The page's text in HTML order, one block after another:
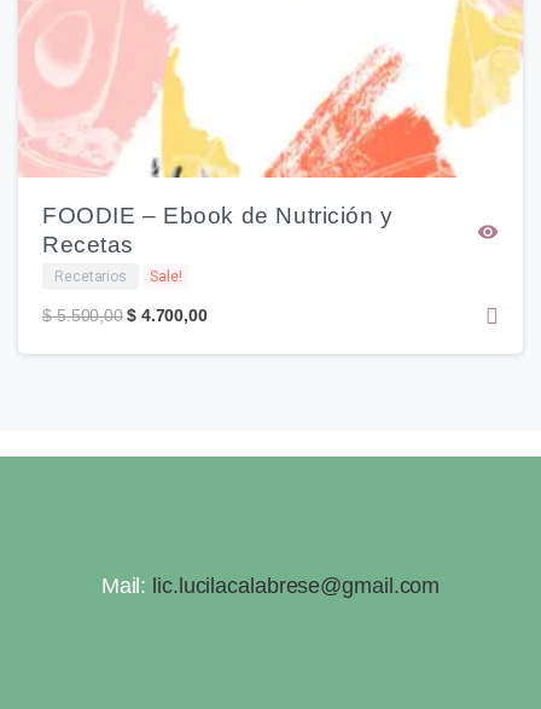
FOODIE – Ebook de Nutrición y
Recetas
Recetarios Sale!
$5.500,00 $4.700,00
Mail: lic.lucilacalabrese@gmail.com